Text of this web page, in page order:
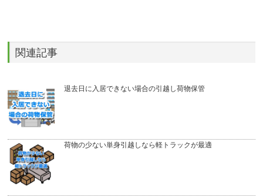
関連記事
退去日に入居できない場合の引越し荷物保管
荷物の少ない単身引越しなら軽トラックが最適